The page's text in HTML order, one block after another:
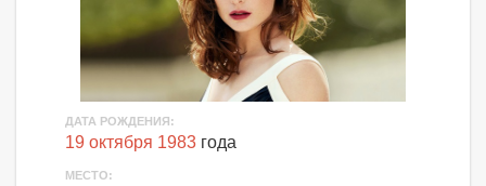
ДАТА РОЖДЕНИЯ:
19 октября 1983 года
МЕСТО: